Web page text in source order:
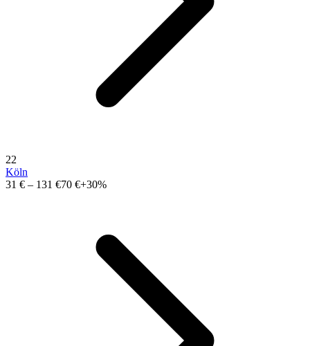
22
Köln
31 € – 131 €70 €+30%